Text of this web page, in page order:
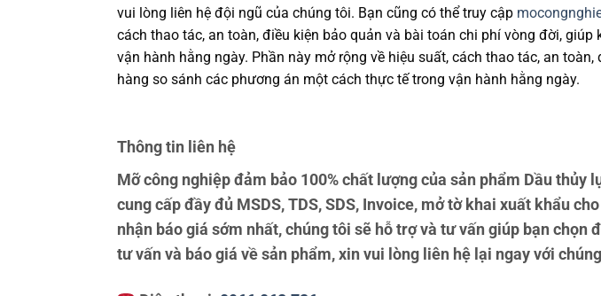
vui lòng liên hệ đội ngũ của chúng tôi. Bạn cũng có thể truy cập
cách thao tác, an toàn, điều kiện bảo quản và bài toán chi phí vòng đời,
vận hành hằng ngày. Phần này mở rộng về hiệu suất, cách thao tác, an
hàng so sánh các phương án một cách thực tế trong vận hành hằng ngày.
Thông tin liên hệ
Mỡ công nghiệp đảm bảo 100% chất lượng của sản phẩm Dầu
cung cấp đầy đủ MSDS, TDS, SDS, Invoice, mở tờ khai xuất khẩu
nhận báo giá sớm nhất, chúng tôi sẽ hỗ trợ và tư vấn giúp bạn
tư vấn và báo giá về sản phẩm, xin vui lòng liên hệ lại ngay với